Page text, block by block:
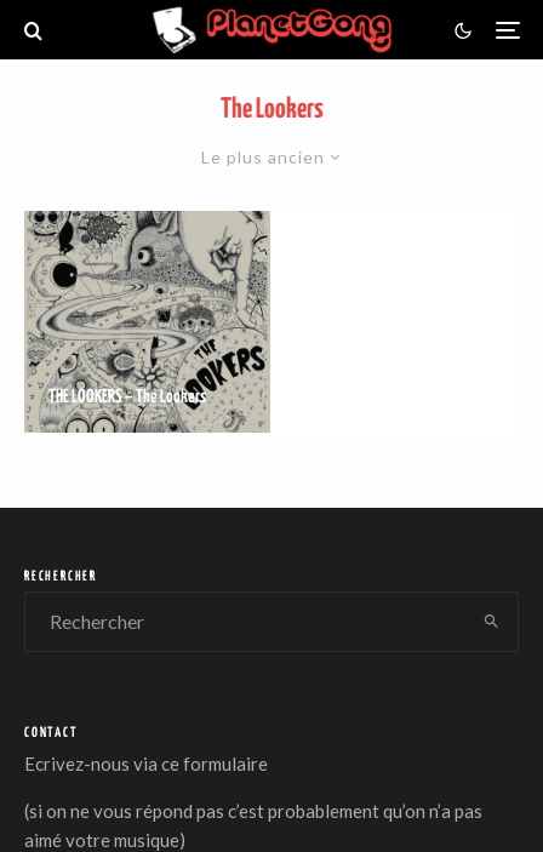
The Lookers
Le plus ancien
THE LOOKERS – The Lookers
RECHERCHER
CONTACT
Ecrivez-nous via ce formulaire
(si on ne vous répond pas c’est probablement qu’on n’a pas
aimé votre musique)